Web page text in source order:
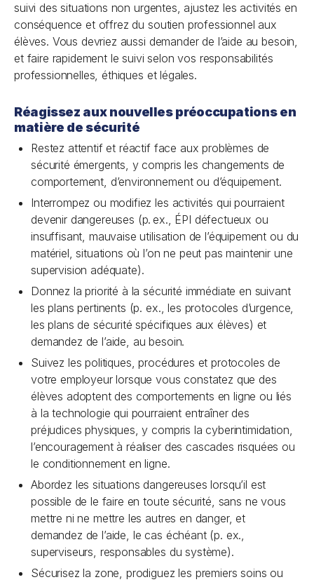
suivi des situations non urgentes, ajustez les activités en
conséquence et offrez du soutien professionnel aux
élèves. Vous devriez aussi demander de l’aide au besoin,
et faire rapidement le suivi selon vos responsabilités
professionnelles, éthiques et légales.
Réagissez aux nouvelles préoccupations en
matière de sécurité
Restez attentif et réactif face aux problèmes de
sécurité émergents, y compris les changements de
comportement, d’environnement ou d’équipement.
Interrompez ou modifiez les activités qui pourraient
devenir dangereuses (p. ex., ÉPI défectueux ou
insuffisant, mauvaise utilisation de l’équipement ou du
matériel, situations où l’on ne peut pas maintenir une
supervision adéquate).
Donnez la priorité à la sécurité immédiate en suivant
les plans pertinents (p. ex., les protocoles d’urgence,
les plans de sécurité spécifiques aux élèves) et
demandez de l’aide, au besoin.
Suivez les politiques, procédures et protocoles de
votre employeur lorsque vous constatez que des
élèves adoptent des comportements en ligne ou liés
à la technologie qui pourraient entraîner des
préjudices physiques, y compris la cyberintimidation,
l’encouragement à réaliser des cascades risquées ou
le conditionnement en ligne.
Abordez les situations dangereuses lorsqu’il est
possible de le faire en toute sécurité, sans ne vous
mettre ni ne mettre les autres en danger, et
demandez de l’aide, le cas échéant (p. ex.,
superviseurs, responsables du système).
Sécurisez la zone, prodiguez les premiers soins ou